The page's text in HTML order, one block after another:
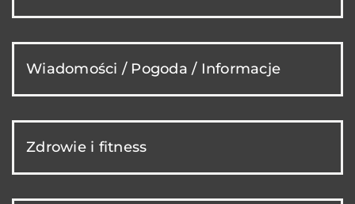
Wiadomości / Pogoda / Informacje
Zdrowie i fitness